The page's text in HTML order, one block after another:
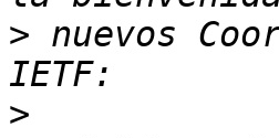
> nuevos
>